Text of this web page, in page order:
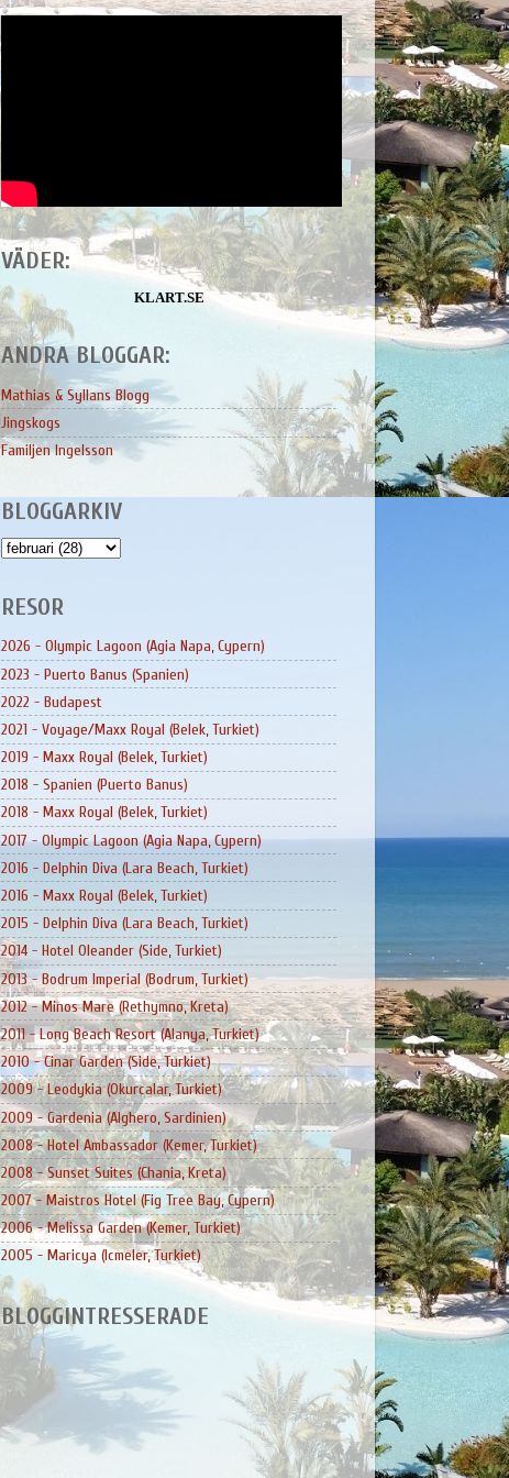
VÄDER:
KLART.SE
ANDRA BLOGGAR:
Mathias & Syllans Blogg
Jingskogs
Familjen Ingelsson
BLOGGARKIV
RESOR
2026 - Olympic Lagoon (Agia Napa, Cypern)
2023 - Puerto Banus (Spanien)
2022 - Budapest
2021 - Voyage/Maxx Royal (Belek, Turkiet)
2019 - Maxx Royal (Belek, Turkiet)
2018 - Spanien (Puerto Banus)
2018 - Maxx Royal (Belek, Turkiet)
2017 - Olympic Lagoon (Agia Napa, Cypern)
2016 - Delphin Diva (Lara Beach, Turkiet)
2016 - Maxx Royal (Belek, Turkiet)
2015 - Delphin Diva (Lara Beach, Turkiet)
2014 - Hotel Oleander (Side, Turkiet)
2013 - Bodrum Imperial (Bodrum, Turkiet)
2012 - Minos Mare (Rethymno, Kreta)
2011 - Long Beach Resort (Alanya, Turkiet)
2010 - Cinar Garden (Side, Turkiet)
2009 - Leodykia (Okurcalar, Turkiet)
2009 - Gardenia (Alghero, Sardinien)
2008 - Hotel Ambassador (Kemer, Turkiet)
2008 - Sunset Suites (Chania, Kreta)
2007 - Maistros Hotel (Fig Tree Bay, Cypern)
2006 - Melissa Garden (Kemer, Turkiet)
2005 - Maricya (Icmeler, Turkiet)
BLOGGINTRESSERADE